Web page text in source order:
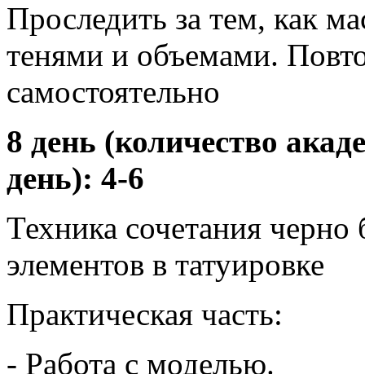
Проследить за тем, как
тенями и объемами.
самостоятельно
8 день (количество
день): 4-6
Техника сочетания
элементов в татуировке
Практическая часть:
- Работа с моделью.